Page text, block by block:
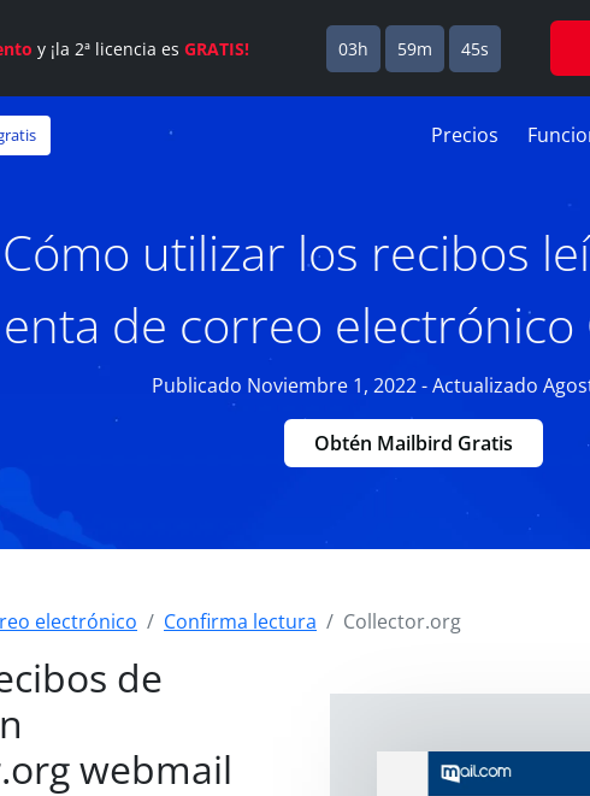
Precios
Cómo utilizar los recibos
de correo electrónico
Publicado Noviembre 1, 2022 - Actualizado
Obtén Mailbird Gratis
electrónico Confirma lectura Collector.org
de
webmail
y ¡la 2ª licencia es GRATIS! 03h 59m 44s